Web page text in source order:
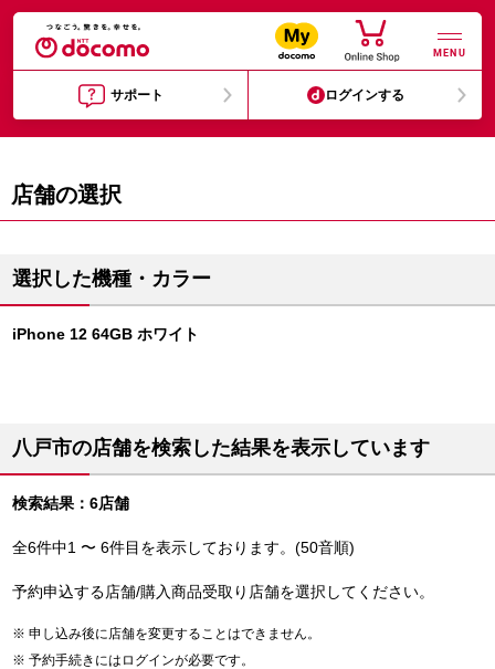
MENU
サポート ログインする
店舗の選択
選択した機種・カラー
iPhone 12 64GB ホワイト
八戸市の店舗を検索した結果を表示しています
検索結果：6店舗
全6件中1 〜 6件目を表示しております。(50音順)
予約申込する店舗/購入商品受取り店舗を選択してください。
申し込み後に店舗を変更することはできません。
予約手続きにはログインが必要です。